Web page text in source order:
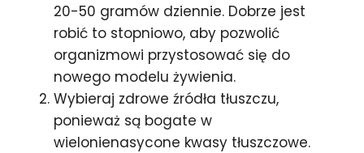
20-50 gramów dziennie. Dobrze jest
robić to stopniowo, aby pozwolić
organizmowi przystosować się do
nowego modelu żywienia.
Wybieraj zdrowe źródła tłuszczu,
ponieważ są bogate w
wielonienasycone kwasy tłuszczowe.